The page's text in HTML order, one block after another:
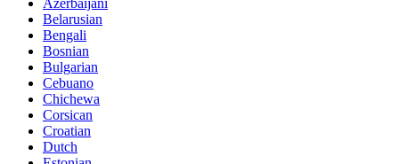
Belarusian
Bengali
Bosnian
Bulgarian
Cebuano
Chichewa
Corsican
Croatian
Dutch